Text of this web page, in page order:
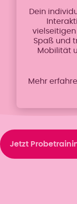
Dein
Spaß und
Mobilität
Egal ob
Mehr
Jetzt